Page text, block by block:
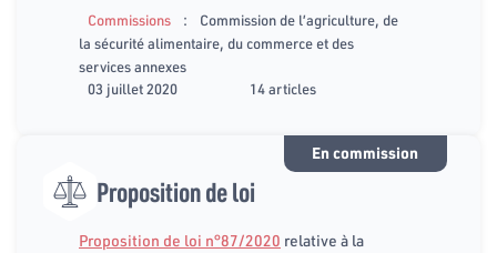
Commissions :
Commission de l’agriculture, de
la sécurité alimentaire, du commerce et des
services annexes
03 juillet 2020
14 articles
En commission
Proposition de loi
Proposition de loi n°87/2020 relative à la